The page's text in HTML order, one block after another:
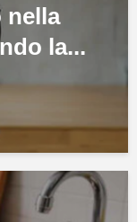
nella
la...